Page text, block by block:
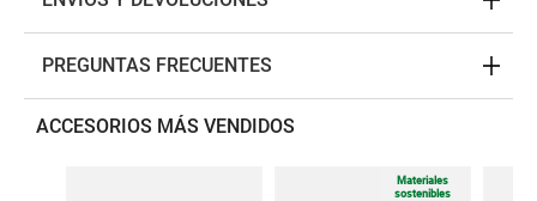
PREGUNTAS FRECUENTES
ACCESORIOS MÁS VENDIDOS
Materiales
sostenibles